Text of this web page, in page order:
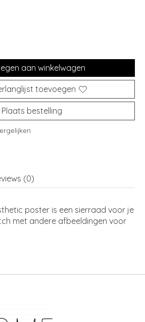
aan winkelwagen
toevoegen
Plaats bestelling
(0)
poster is een sierraad voor je
met andere afbeeldingen voor